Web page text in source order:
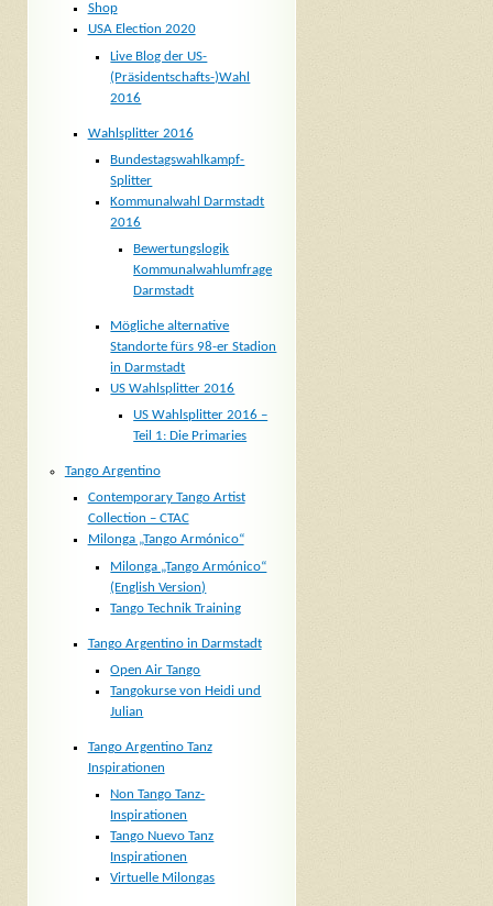
Shop
USA Election 2020
Live Blog der US-
(Präsidentschafts-)Wahl
2016
Wahlsplitter 2016
Bundestagswahlkampf-
Splitter
Kommunalwahl Darmstadt
2016
Bewertungslogik
Kommunalwahlumfrage
Darmstadt
Mögliche alternative
Standorte fürs 98-er Stadion
in Darmstadt
US Wahlsplitter 2016
US Wahlsplitter 2016 –
Teil 1: Die Primaries
Tango Argentino
Contemporary Tango Artist
Collection – CTAC
Milonga „Tango Armónico“
Milonga „Tango Armónico“
(English Version)
Tango Technik Training
Tango Argentino in Darmstadt
Open Air Tango
Tangokurse von Heidi und
Julian
Tango Argentino Tanz
Inspirationen
Non Tango Tanz-
Inspirationen
Tango Nuevo Tanz
Inspirationen
Virtuelle Milongas